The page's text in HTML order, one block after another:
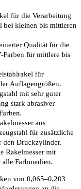
für die Verarbeitung
bei kleinen bis mittleren
Qualität für die
Farben für mittlere bis
für
Auflagengrößen.
mit sehr guter
stark abrasiver
aus
für zusätzliche
den Druckzylinder.
Rakelmesser mit
Farbmedien.
von 0,065–0,203